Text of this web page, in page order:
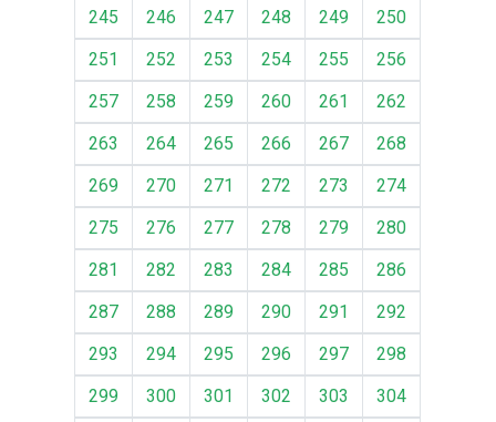
245
246 247 248 249
250
251
252 253 254 255
256
257
258 259 260 261
262
263
264 265 266 267
268
269
270 271 272 273
274
275
276 277 278 279
280
281
282 283 284 285
286
287
288 289 290 291
292
293
294 295 296 297
298
299
300 301 302 303
304